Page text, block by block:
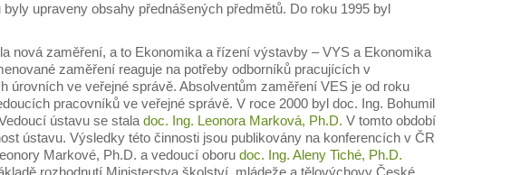
upraveny obsahy přednášených předmětů. Do roku 1995 byl
nová zaměření, a to Ekonomika a řízení výstavby – VYS a Ekonomika
zaměření reaguje na potřeby odborníků pracujících v
úrovních ve veřejné správě. Absolventům zaměření VES je od roku
pracovníků ve veřejné správě. V roce 2000 byl doc. Ing. Bohumil
ústavu se stala doc. Ing. Leonora Marková, Ph.D. V tomto období
ústavu. Výsledky této činnosti jsou publikovány na konferencích v ČR
Markové, Ph.D. a vedoucí oboru doc. Ing. Aleny Tiché, Ph.D.
rozhodnutí Ministerstva školství, mládeže a tělovýchovy České